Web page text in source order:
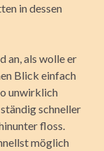
in dessen
an, als wolle er
Blick einfach
unwirklich
schneller
floss.
möglich